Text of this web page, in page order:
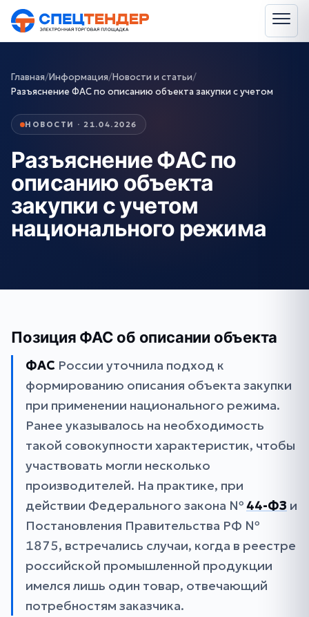
Главная/Информация/Новости и статьи/
Разъяснение ФАС по описанию объекта закупки с учетом
НОВОСТИ · 21.04.2026
Разъяснение ФАС по
описанию объекта
закупки с учетом
национального режима
Позиция ФАС об описании объекта
ФАС России уточнила подход к
формированию описания объекта закупки
при применении национального режима.
Ранее указывалось на необходимость
такой совокупности характеристик, чтобы
участвовать могли несколько
производителей. На практике, при
действии Федерального закона №44-ФЗ и
Постановления Правительства РФ №
1875, встречались случаи, когда в реестре
российской промышленной продукции
имелся лишь один товар, отвечающий
потребностям заказчика.